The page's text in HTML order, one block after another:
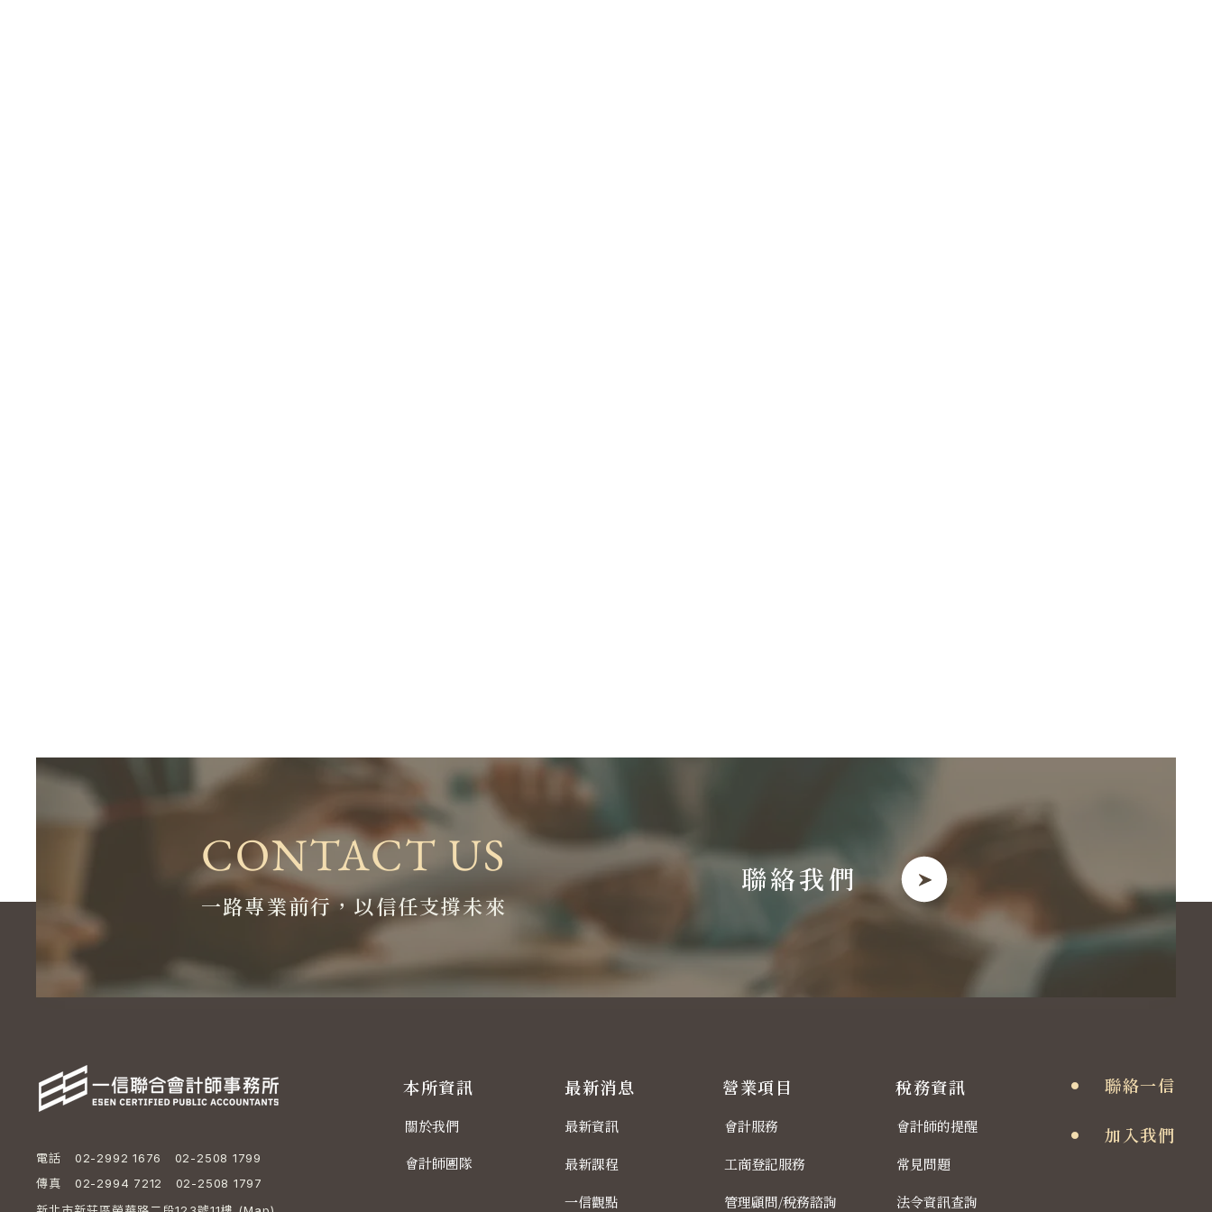
電話 02-2992 1676 02-2508 1799
傳真 02-2994 7212 02-2508 1797
本所資訊
關於我們
會計師團隊
最新消息
最新資訊
最新課程
一信觀點
營業項目
會計服務
工商登記服務
管理顧問/稅務諮詢
稅務資訊
會計師的提醒
常見問題
法令資訊查詢
聯絡一信
加入我們
CONTACT US
一路專業前行，以信任支撐未來
聯絡我們